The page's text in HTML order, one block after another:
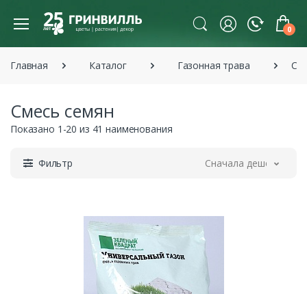
0
Главная Каталог Газонная трава
Смесь семян
Показано 1-20 из 41 наименования
Фильтр Сначала дешевле